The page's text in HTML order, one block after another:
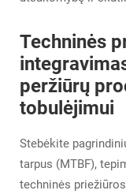
Techninės
peržiūrų
tobulėjimui
Stebėkite
tarpus (MTBF),
techninės